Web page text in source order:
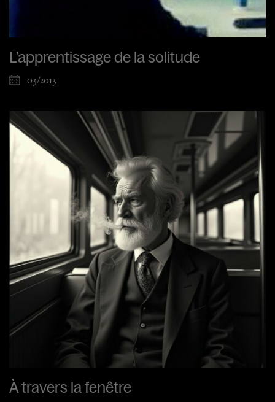
L’apprentissage de la solitude
03/2013
À travers la fenêtre